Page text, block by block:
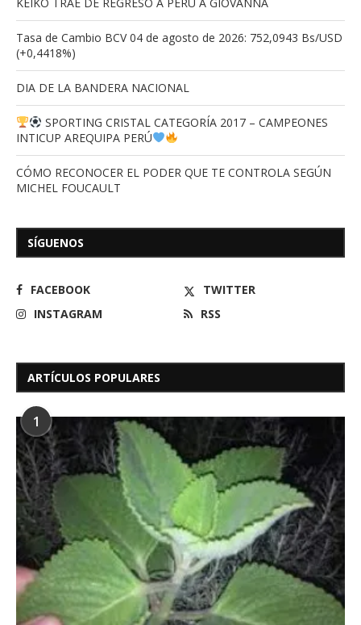
Tasa de Cambio BCV 04 de agosto de 2026: 752,0943 Bs/USD
(+0,4418%)
DIA DE LA BANDERA NACIONAL
SPORTING CRISTAL CATEGORÍA 2017 – CAMPEONES
INTICUP AREQUIPA PERÚ
CÓMO RECONOCER EL PODER QUE TE CONTROLA SEGÚN
MICHEL FOUCAULT
SÍGUENOS
FACEBOOK
TWITTER
INSTAGRAM
RSS
ARTÍCULOS POPULARES
1